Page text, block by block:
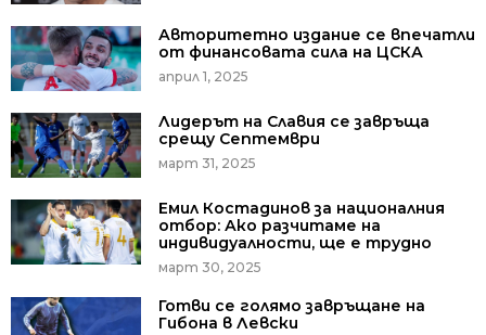
Авторитетно издание се впечатли
от финансовата сила на ЦСКА
април 1, 2025
Лидерът на Славия се завръща
срещу Септември
март 31, 2025
Емил Костадинов за националния
отбор: Ако разчитаме на
индивидуалности, ще е трудно
март 30, 2025
Готви се голямо завръщане на
Гибона в Левски